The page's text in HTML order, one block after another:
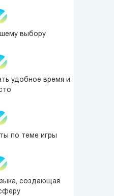
выбору
удобное время и
по теме игры
создающая